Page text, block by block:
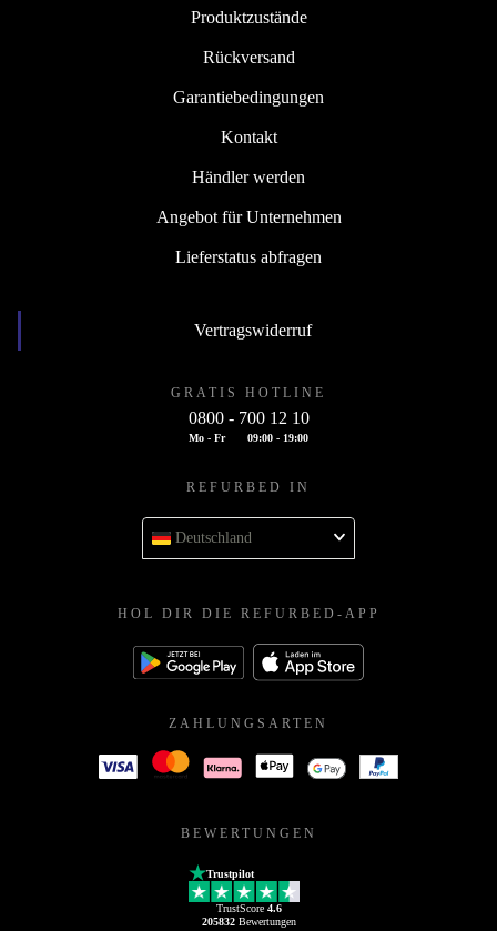
Produktzustände
Rückversand
Garantiebedingungen
Kontakt
Händler werden
Angebot für Unternehmen
Lieferstatus abfragen
Vertragswiderruf
GRATIS HOTLINE
0800 - 700 12 10
Mo - Fr 09:00 - 19:00
REFURBED IN
Deutschland
HOL DIR DIE REFURBED-APP
ZAHLUNGSARTEN
BEWERTUNGEN
Trustpilot
TrustScore 4.6
205832Bewertungen